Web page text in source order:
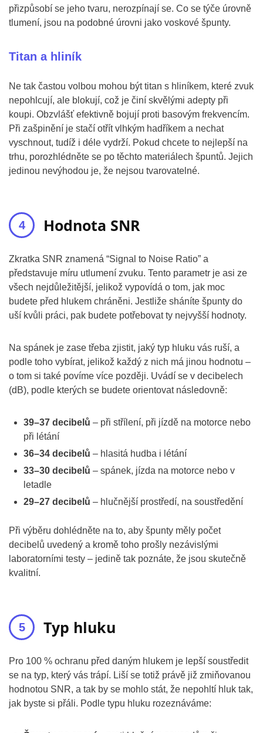
přizpůsobí se jeho tvaru, nerozpínají se. Co se týče úrovně
tlumení, jsou na podobné úrovni jako voskové špunty.
Titan a hliník
Ne tak častou volbou mohou být titan s hliníkem, které zvuk
nepohlcují, ale blokují, což je činí skvělými adepty při
koupi. Obzvlášť efektivně bojují proti basovým frekvencím.
Při zašpinění je stačí otřít vlhkým hadříkem a nechat
vyschnout, tudíž i déle vydrží. Pokud chcete to nejlepší na
trhu, porozhlédněte se po těchto materiálech špuntů. Jejich
jedinou nevýhodou je, že nejsou tvarovatelné.
Hodnota SNR
Zkratka SNR znamená “Signal to Noise Ratio” a
představuje míru utlumení zvuku. Tento parametr je asi ze
všech nejdůležitější, jelikož vypovídá o tom, jak moc
budete před hlukem chráněni. Jestliže sháníte špunty do
uší kvůli práci, pak budete potřebovat ty nejvyšší hodnoty.
Na spánek je zase třeba zjistit, jaký typ hluku vás ruší, a
podle toho vybírat, jelikož každý z nich má jinou hodnotu –
o tom si také povíme více později. Uvádí se v decibelech
(dB), podle kterých se budete orientovat následovně:
39–37 decibelů – při střílení, při jízdě na motorce nebo
při létání
36–34 decibelů – hlasitá hudba i létání
33–30 decibelů – spánek, jízda na motorce nebo v
letadle
29–27 decibelů – hlučnější prostředí, na soustředění
Při výběru dohlédněte na to, aby špunty měly počet
decibelů uvedený a kromě toho prošly nezávislými
laboratorními testy – jedině tak poznáte, že jsou skutečně
kvalitní.
Typ hluku
Pro 100 % ochranu před daným hlukem je lepší soustředit
se na typ, který vás trápí. Liší se totiž právě již zmiňovanou
hodnotou SNR, a tak by se mohlo stát, že nepohltí hluk tak,
jak byste si přáli. Podle typu hluku rozeznáváme: